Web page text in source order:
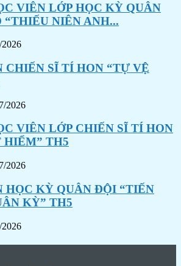
VIÊN LỚP HỌC KỲ QUÂN
NIÊN ANH...
2026
CHIẾN SĨ TÍ HON “TỰ VỆ
2026
VIÊN LỚP CHIẾN SĨ TÍ HON
HIỂM” TH5
2026
HỌC KỲ QUÂN ĐỘI “TIẾN
KỲ” TH5
2026